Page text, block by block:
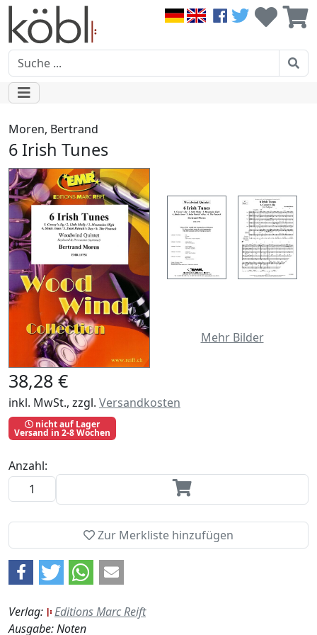
Moren, Bertrand
6 Irish Tunes
Mehr Bilder
Verlag:
Editions Marc Reift
Ausgabe: Noten
38,28 €
inkl. MwSt., zzgl. Versandkosten
nicht auf Lager
Versand in 2-8 Wochen
Anzahl:
Zur Merkliste hinzufügen